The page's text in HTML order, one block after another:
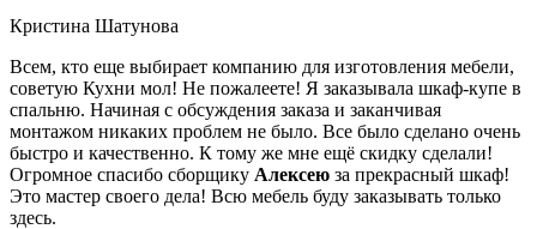
Кристина Шатунова
Всем, кто еще выбирает компанию для изготовления мебели,
советую Кухни мол! Не пожалеете! Я заказывала шкаф-купе в
спальню. Начиная с обсуждения заказа и заканчивая
монтажом никаких проблем не было. Все было сделано очень
быстро и качественно. К тому же мне ещё скидку сделали!
Огромное спасибо сборщику Алексею за прекрасный шкаф!
Это мастер своего дела! Всю мебель буду заказывать только
здесь.